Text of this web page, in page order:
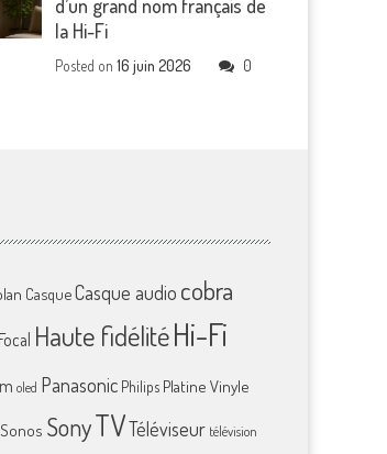
d’un grand nom français de
la Hi-Fi
Posted on16 juin 2026 0
CasqueCasque audio cobra
Focal Haute fidélitéHi-Fi
oled Panasonic Philips Platine Vinyle
Sonos SonyTVTéléviseur télévision